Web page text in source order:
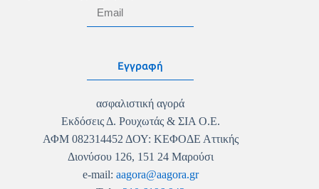
Εγγραφή
ασφαλιστική αγορά
Εκδόσεις Δ. Ρουχωτάς & ΣΙΑ Ο.Ε.
ΑΦΜ 082314452 ΔΟΥ: ΚΕΦΟΔΕ Αττικής
Διονύσου 126, 151 24 Μαρούσι
e-mail: aagora@aagora.gr